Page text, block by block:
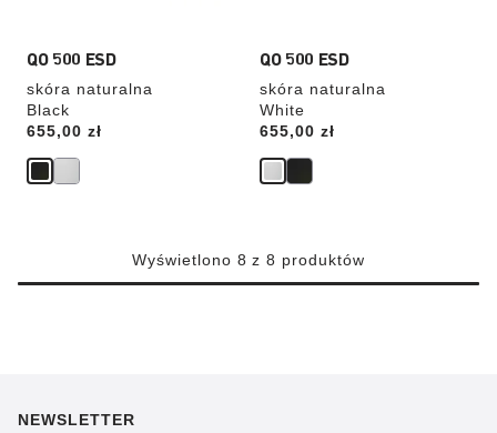
QO 500 ESD
skóra naturalna
Black
Price:
655,00 zł
QO 500 ESD
skóra naturalna
White
Price:
655,00 zł
Wyświetlono 8 z 8 produktów
NEWSLETTER